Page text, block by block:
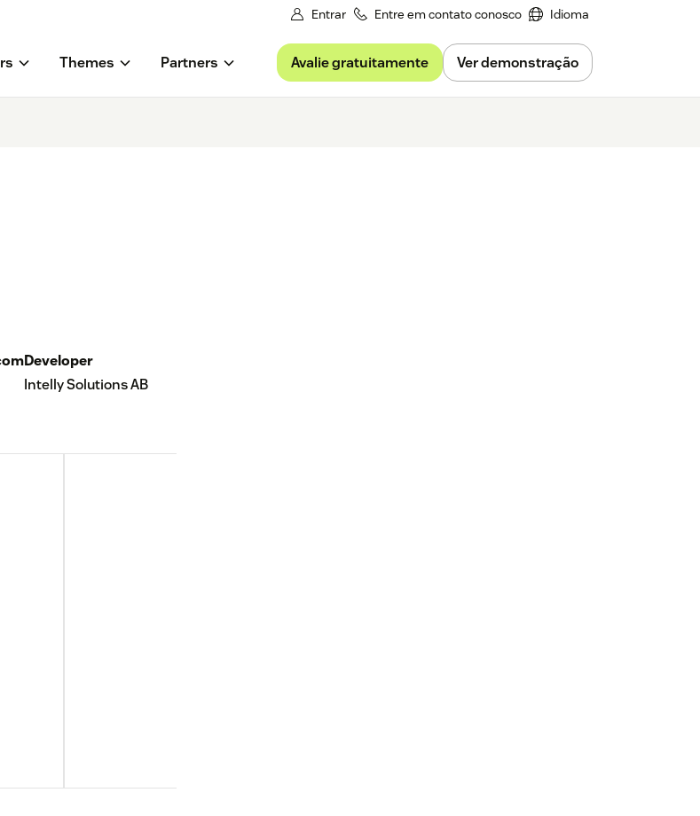
Entrar Entre em contato conosco Idioma
Themes Partners Avalie gratuitamente Ver demonstração
Developer
Intelly Solutions AB